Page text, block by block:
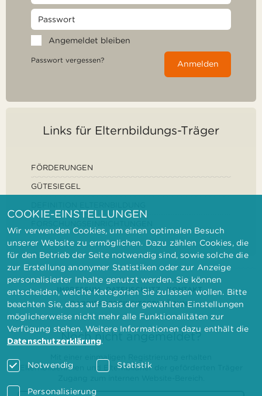
Angemeldet bleiben
Passwort vergessen? Anmelden
Links für Elternbildungs-Träger
FÖRDERUNGEN
GÜTESIEGEL
IMPRESSUM DATENSCHUTZ
KONTAKT
BARRIEREFREIHEITSERKLÄRUNG
Noch nicht angemeldet?
Elternbilderinnen und Elternbildner der geförderten Träger
COOKIE-EINSTELLUNGEN
Wir verwenden Cookies, um einen optimalen Besuch
unserer Website zu ermöglichen. Dazu zählen Cookies, die
für den Betrieb der Seite notwendig sind, sowie solche die
zur Erstellung anonymer Statistiken oder zur Anzeige
personalisierter Inhalte genutzt werden. Sie können
entscheiden, welche Kategorien Sie zulassen wollen. Bitte
beachten Sie, dass auf Basis der gewählten Einstellungen
möglicherweise nicht mehr alle Funktionalitäten zur
Verfügung stehen. Weitere Informationen dazu enthält die
Datenschutzerklärung.
Notwendig Statistik
Personalisierung